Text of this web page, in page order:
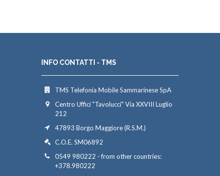
INFO CONTATTI - TMS
TMS Telefonia Mobile Sammarinese SpA
Centro Uffici "Tavolucci" Via XXVIII Luglio
212
47893 Borgo Maggiore (R.S.M.)
C.O.E. SM06892
0549 980222 - from other countries:
+378.980222